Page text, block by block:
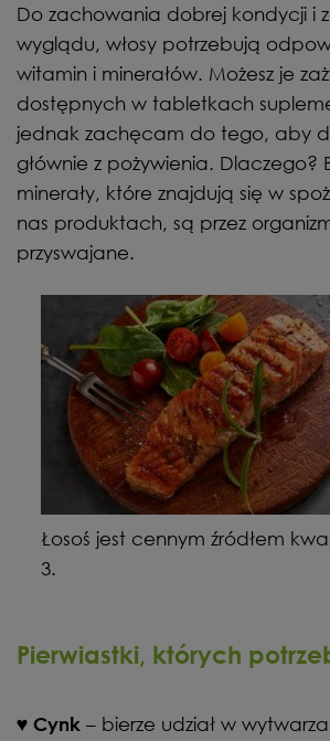
Do zachowania dobrej kondycji i
wyglądu, włosy potrzebują
witamin i minerałów. Możesz je
dostępnych w tabletkach
jednak zachęcam do tego, aby
głównie z pożywienia. Dlaczego?
minerały, które znajdują się w
nas produktach, są przez
przyswajane.
Łosoś jest cennym źródłem
3.
Pierwiastki, których
♥ Cynk – bierze udział w